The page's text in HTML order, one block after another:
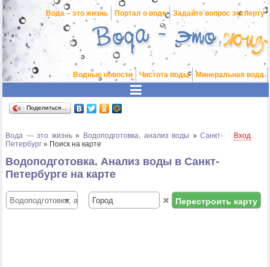
Вода – это жизнь Портал о воде Задайте вопрос эксперту
Водные новости Чистота воды Минеральная вода
Поделиться…
Вода — это жизнь» Водоподготовка, анализ воды »Санкт-
Петербург » Поиск на карте
Вход
Водоподготовка. Анализ воды в Санкт-
Петербурге на карте